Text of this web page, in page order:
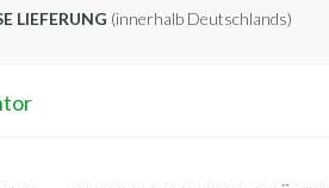
LIEFERUNG (innerhalb Deutschlands)